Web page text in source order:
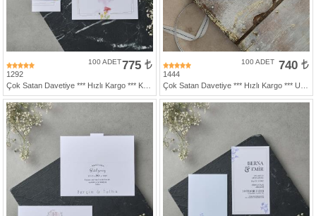
1292
775
100 ADET
1444
740
100 ADET